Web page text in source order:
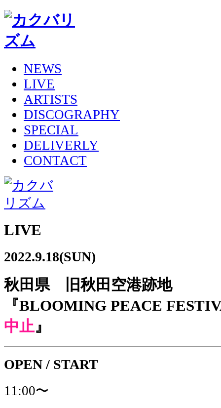
NEWS
LIVE
ARTISTS
DISCOGRAPHY
SPECIAL
DELIVERLY
CONTACT
LIVE
2022.9.18(SUN)
秋田県 旧秋田空港跡地
『BLOOMING PEACE
中止』
OPEN / START
11:00〜